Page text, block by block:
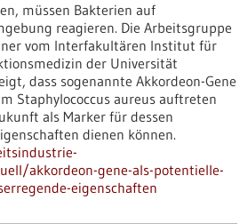
müssen Bakterien auf
reagieren. Die Arbeitsgruppe
vom Interfakultären Institut für
der Universität
dass sogenannte Akkordeon-Gene
Staphylococcus aureus auftreten
als Marker für dessen
dienen können.
akkordeon-gene-als-potentielle-
eigenschaften